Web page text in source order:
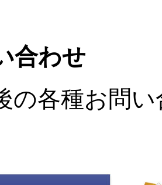
合わせ
の各種お問